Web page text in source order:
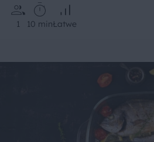
1 10 minŁatwe